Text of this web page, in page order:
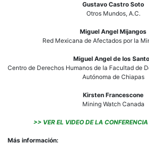
Gustavo Castro Soto
Otros Mundos, A.C.
Miguel Angel Mijangos
Red Mexicana de Afectados por la
Miguel Angel de los
Centro de Derechos Humanos de la Facultad de
Autónoma de Chiapas
Kirsten Francescone
Mining Watch Canada
>> VER EL VIDEO DE LA
Más información: